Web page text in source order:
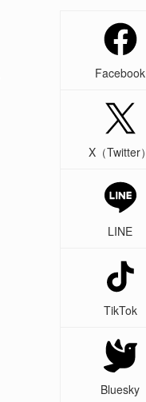
Facebook
X（Twitter）
LINE
TikTok
Bluesky